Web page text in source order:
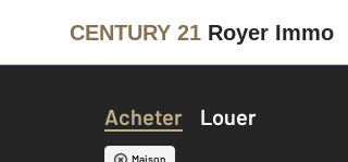
CENTURY 21 Royer Immo
Acheter Louer
Maison